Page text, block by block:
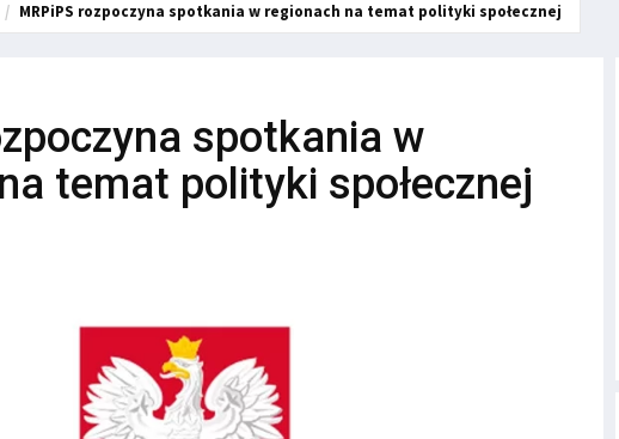
MRPiPS rozpoczyna spotkania w regionach na temat polityki społecznej
spotkania w
temat polityki społecznej